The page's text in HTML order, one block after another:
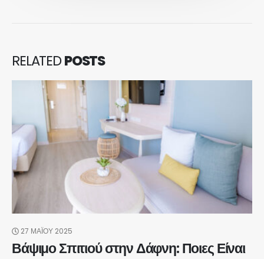
RELATEDPOSTS
27 ΜΑΪ́ΟΥ 2025
Βάψιμο Σπιτιού στην Δάφνη: Ποιες Είναι